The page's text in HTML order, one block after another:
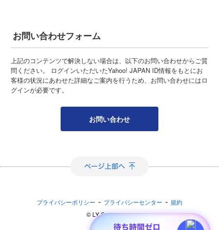
お問い合わせフォーム
上記のコンテンツで解決しない場合は、以下のお問い合わせからご質
問ください。 ログインいただいたYahoo! JAPAN ID情報をもとにお
客様の状況にあわせた詳細なご案内を行うため、お問い合わせにはロ
グインが必要です。
お問い合わせ
プライバシーポリシー - プライバシーセンター - 規約
©︎ LY Corporation